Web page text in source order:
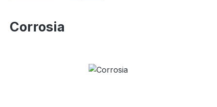
Corrosia
Bildergalerie überspringen